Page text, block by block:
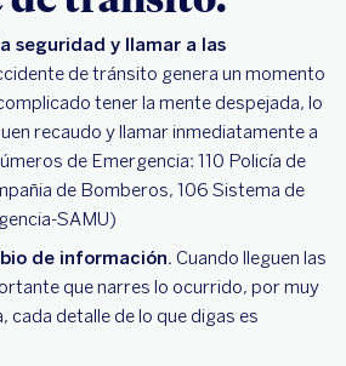
seguridad y llamar a las
de tránsito genera un momento
tener la mente despejada, lo
recaudo y llamar inmediatamente a
de Emergencia: 110 Policía de
de Bomberos, 106 Sistema de
SAMU)
de información. Cuando lleguen las
que narres lo ocurrido, por muy
cada detalle de lo que digas es